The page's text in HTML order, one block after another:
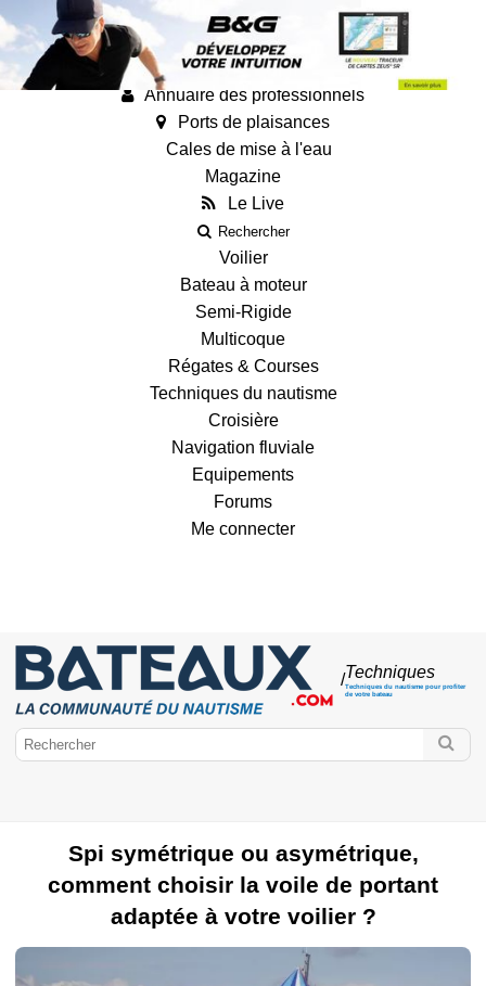
Annonces
Guides
Fiches techniques des bateaux
Annuaire des professionnels
Ports de plaisances
Cales de mise à l'eau
Magazine
Le Live
Rechercher
Voilier
Bateau à moteur
Semi-Rigide
Multicoque
Régates & Courses
Techniques du nautisme
Croisière
Navigation fluviale
Equipements
Forums
Me connecter
/Techniques
Techniques du nautisme pour profiter
de votre bateau
Bateaux.com
Spi symétrique ou asymétrique,
comment choisir la voile de portant
adaptée à votre voilier ?